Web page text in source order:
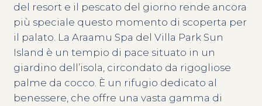
del resort e il pescato del giorno rende ancora
più speciale questo momento di scoperta per
il palato. La Araamu Spa del Villa Park Sun
Island è un tempio di pace situato in un
giardino dell’isola, circondato da rigogliose
palme da cocco. È un rifugio dedicato al
benessere, che offre una vasta gamma di